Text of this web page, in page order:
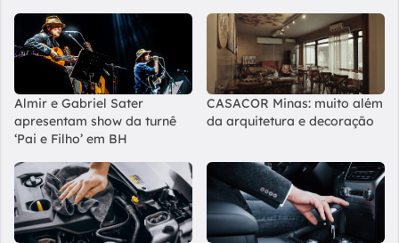
Almir e Gabriel Sater
apresentam show da turnê
‘Pai e Filho’ em BH
CASACOR Minas: muito além
da arquitetura e decoração